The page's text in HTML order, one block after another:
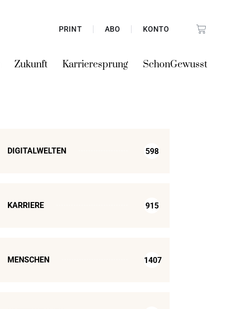
PRINT ABO KONTO
Zukunft Karrieresprung SchonGewusst
DIGITALWELTEN 598
KARRIERE 915
MENSCHEN 1407